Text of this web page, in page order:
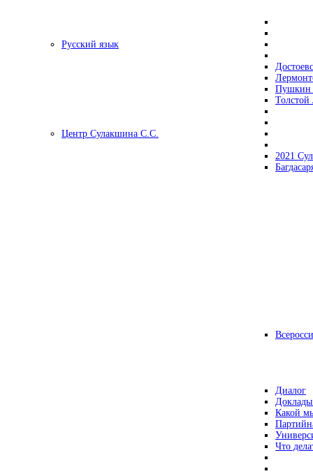
Русский язык
Центр Сулакшина С.С.
2021
Диалог
Какой
Что